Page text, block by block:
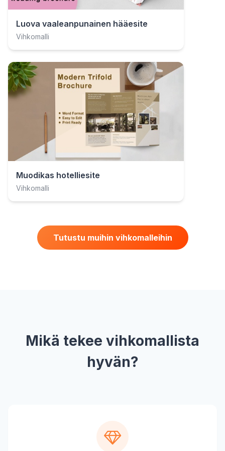
Luova vaaleanpunainen hääesite
Vihkomalli
Muodikas hotelliesite
Vihkomalli
Tutustu muihin vihkomalleihin
Mikä tekee vihkomallista
hyvän?